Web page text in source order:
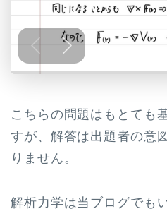
こちらの問題はもとても
すが、解答は出題者の意
りません。
解析力学は当ブログでも